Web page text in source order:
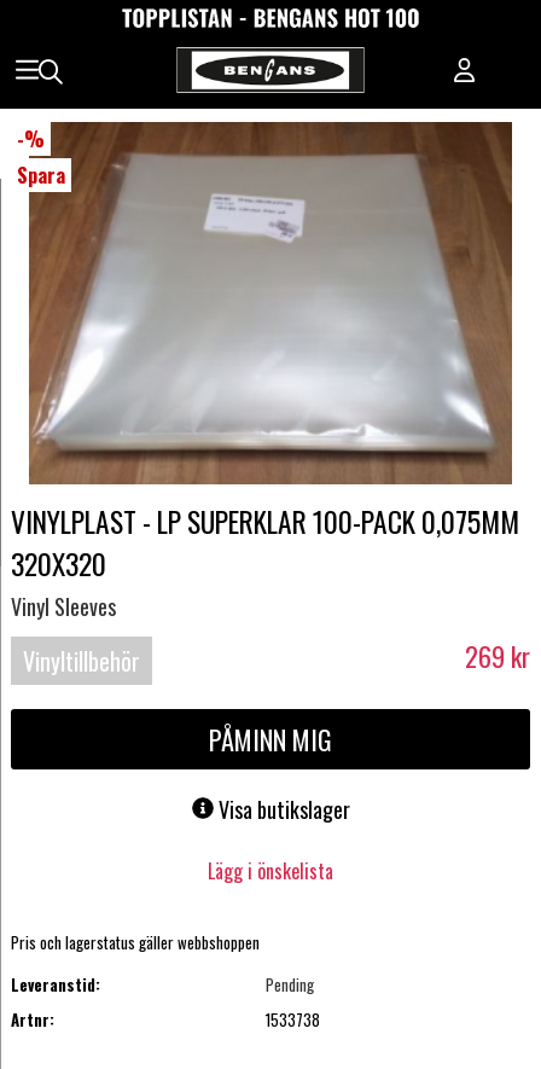
-%
Spara
VINYLPLAST - LP SUPERKLAR 100-PACK 0,075MM
320X320
Vinyl Sleeves
Vinyltillbehör 269 kr
PÅMINN MIG
Visa butikslager
Lägg i önskelista
Pris och lagerstatus gäller webbshoppen
Leveranstid:
Pending
Artnr:
1533738